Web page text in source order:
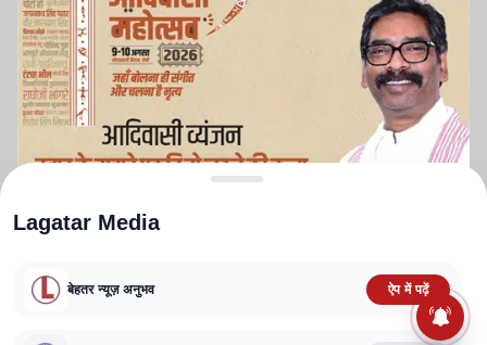
TERMS AND CONDITIONS
Lagatar Media
बेहतर न्यूज़ अनुभव ऐप में पढ़ें